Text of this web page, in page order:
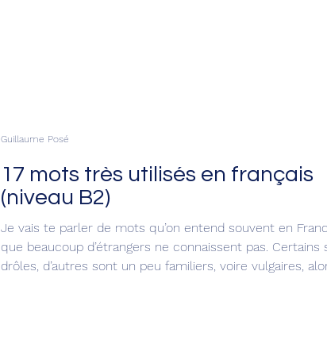
17 mots très utilisés en français
(niveau B2)
Je vais te parler de mots qu’on entend souvent en
que beaucoup d’étrangers ne connaissent pas. Certains
drôles, d’autres sont un peu familiers, voire vulgaires,
Guillaume Posé